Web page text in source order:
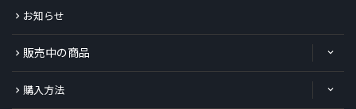
お知らせ
販売中の商品
購入方法